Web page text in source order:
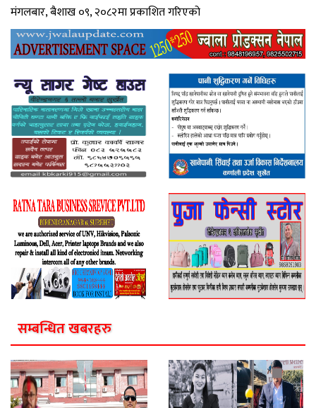
मंगलबार, बैशाख ०९, २०८२मा प्रकाशित गरिएको
सम्बन्धित खबरहरु